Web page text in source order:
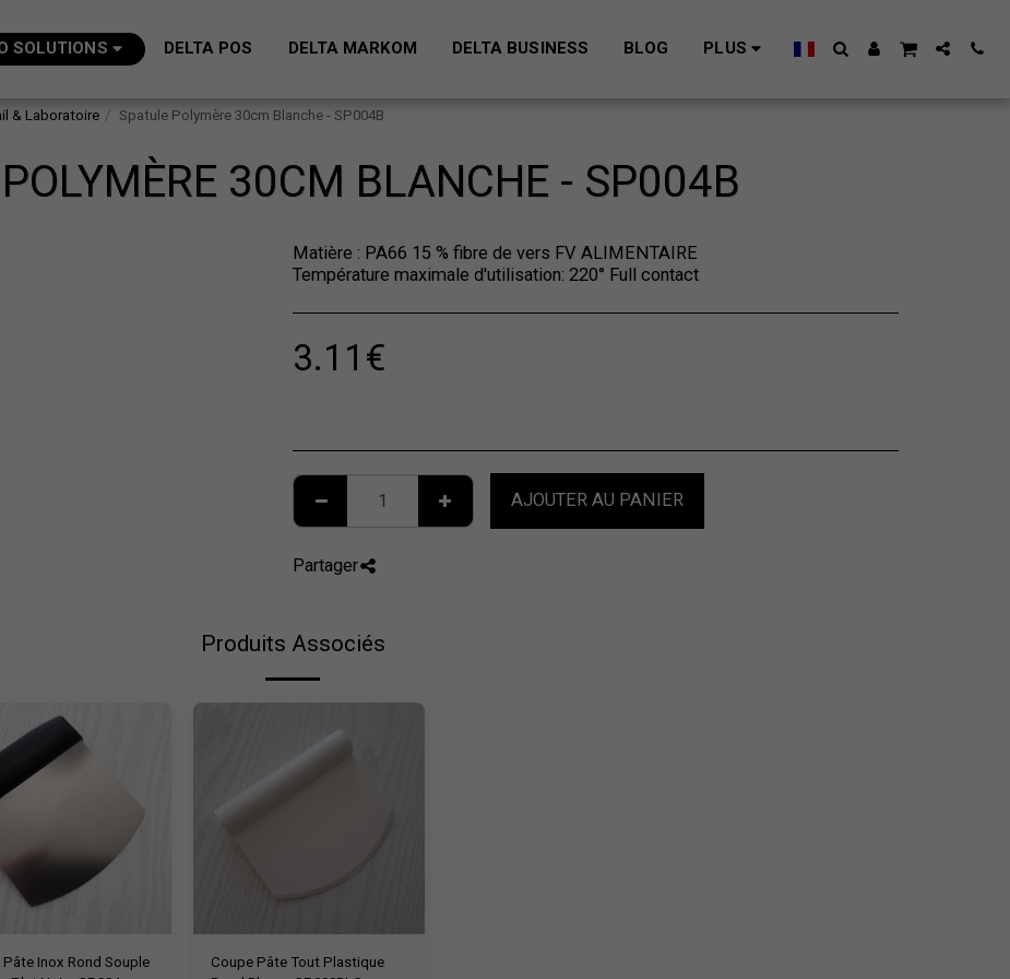
SOLUTIONS DELTA POS DELTA MARKOM DELTA BUSINESS BLOG PLUS
& Laboratoire Spatule Polymère 30cm Blanche - SP004B
30CM BLANCHE - SP004B
Matière : PA66 15 % fibre de vers FV ALIMENTAIRE
Température maximale d'utilisation: 220° Full contact
3.11 €
AJOUTER AU PANIER
Partager
Produits Associés
Pâte Inox Rond Souple
Coupe Pâte Tout Plastique